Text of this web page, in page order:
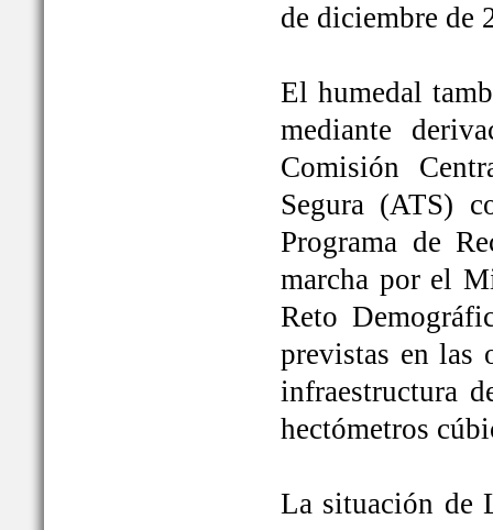
de diciembre de
El humedal
mediante
Comisión
Segura (ATS)
Programa de
marcha por el
Reto
previstas en las
infraestructura
hectómetros
La situación de